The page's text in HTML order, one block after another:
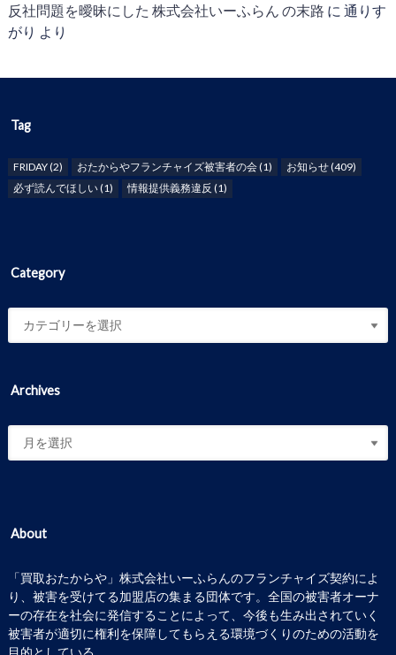
反社問題を曖昧にした 株式会社いーふらん の末路 に 通りす
がり より
Tag
FRIDAY(2) おたからやフランチャイズ被害者の会(1) お知らせ(409)
必ず読んでほしい(1) 情報提供義務違反 (1)
Category
Archives
About
「買取おたからや」株式会社いーふらんのフランチャイズ契約によ
り、被害を受けてる加盟店の集まる団体です。全国の被害者オーナ
ーの存在を社会に発信することによって、今後も生み出されていく
被害者が適切に権利を保障してもらえる環境づくりのための活動を
目的としている。